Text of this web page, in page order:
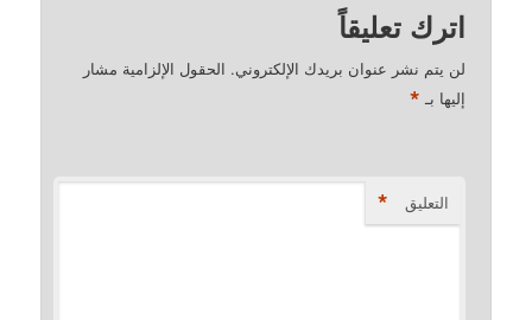
اترك تعليقاً
لن يتم نشر عنوان بريدك الإلكتروني. الحقول الإلزامية مشار
إليها بـ *
التعليق *